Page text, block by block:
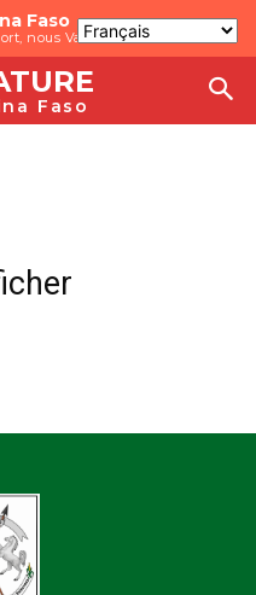
Faso
nous Vaincrons
Faso